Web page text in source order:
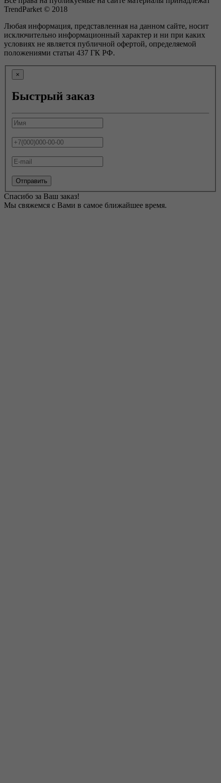
TrendParket © 2018
Любая информация, представленная на данном сайте, носит
исключительно информационный характер и ни при каких
условиях не является публичной офертой, определяемой
положениями статьи 437 ГК РФ.
×
Быстрый заказ
Отправить
Спасибо за Ваш заказ!
Мы свяжемся с Вами в самое ближайшее время.